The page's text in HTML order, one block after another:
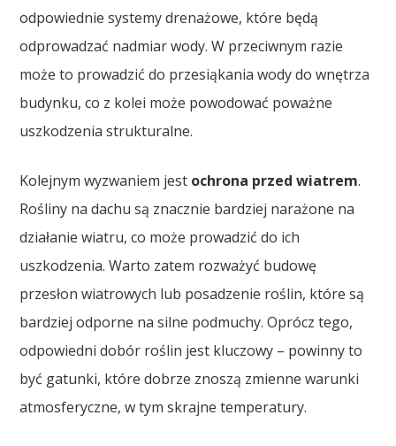
odpowiednie systemy drenażowe, które będą
odprowadzać nadmiar wody. W przeciwnym razie
może to prowadzić do przesiąkania wody do wnętrza
budynku, co z kolei może powodować poważne
uszkodzenia strukturalne.
Kolejnym wyzwaniem jest ochrona przed wiatrem.
Rośliny na dachu są znacznie bardziej narażone na
działanie wiatru, co może prowadzić do ich
uszkodzenia. Warto zatem rozważyć budowę
przesłon wiatrowych lub posadzenie roślin, które są
bardziej odporne na silne podmuchy. Oprócz tego,
odpowiedni dobór roślin jest kluczowy – powinny to
być gatunki, które dobrze znoszą zmienne warunki
atmosferyczne, w tym skrajne temperatury.